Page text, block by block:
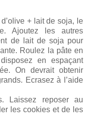
+ lait de soja, le
Ajoutez les autres
de lait de soja pour
Roulez la pâte en
en espaçant
On devrait obtenir
Ecrasez à l’aide
Laissez reposer au
les cookies et de les